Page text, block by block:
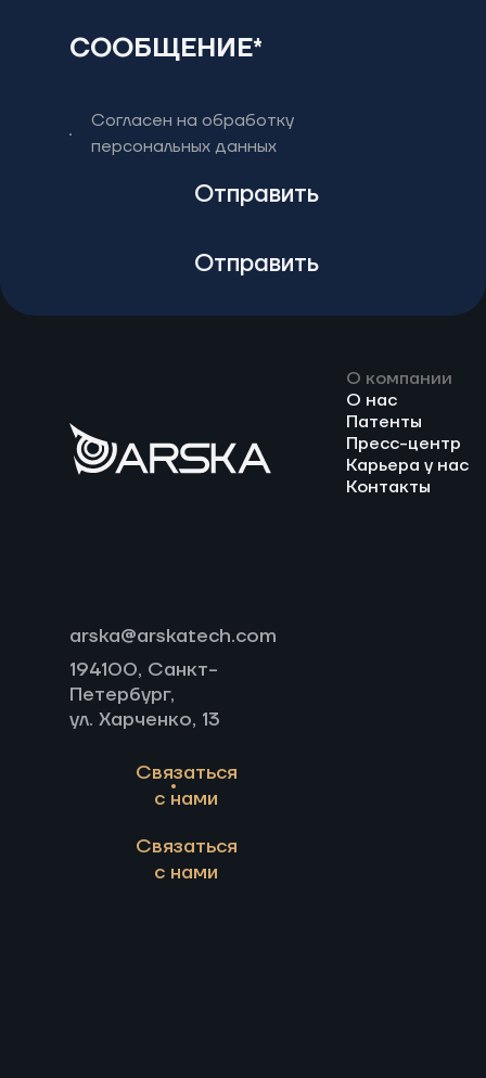
СООБЩЕНИЕ*
Согласен на обработку
персональных данных
Отправить
Отправить
arska@arskatech.com
194100, Санкт-
Петербург,
ул. Харченко, 13
О компании
О нас
Патенты
Пресс-центр
Карьера у нас
Контакты
Связаться
с нами
Связаться
с нами